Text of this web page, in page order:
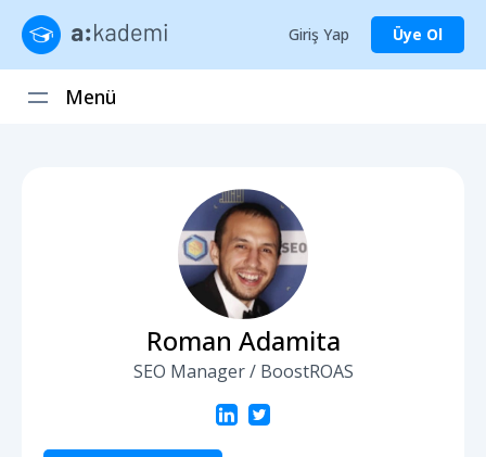
Giriş Yap Üye Ol
Menü
Roman Adamita
SEO Manager / BoostROAS